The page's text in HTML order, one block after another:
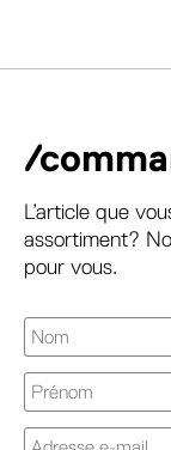
/
L’article que
assortiment?
pour vous.